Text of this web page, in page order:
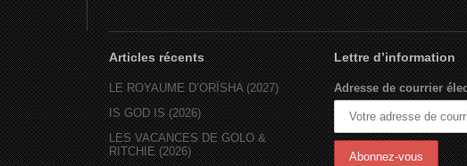
Articles récents
LE ROYAUME D’ORÏSHA (2027)
IS GOD IS (2026)
LES VACANCES DE GOLO &
RITCHIE (2026)
Lettre d’information
Adresse de courrier